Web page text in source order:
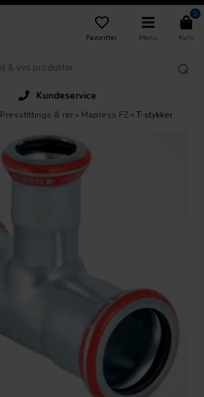
Favoritter Menu
0
Kurv
Kundeservice
Pressfittings & rør» Mapress FZ»T-stykker